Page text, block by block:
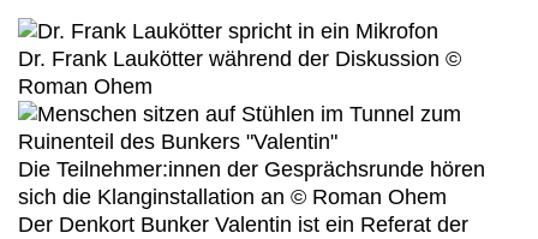
Dr. Frank Laukötter während der Diskussion ©
Roman Ohem
Die Teilnehmer:innen der Gesprächsrunde hören
sich die Klanginstallation an © Roman Ohem
Fußbereich
Der Denkort Bunker Valentin ist ein Referat der